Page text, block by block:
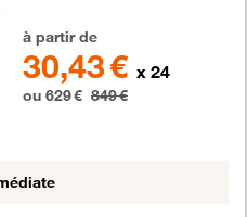
non sélectionnables
629 euros au lieu de 849 euros
à partir de
30,43 € x 24
ou 629 € 849 €